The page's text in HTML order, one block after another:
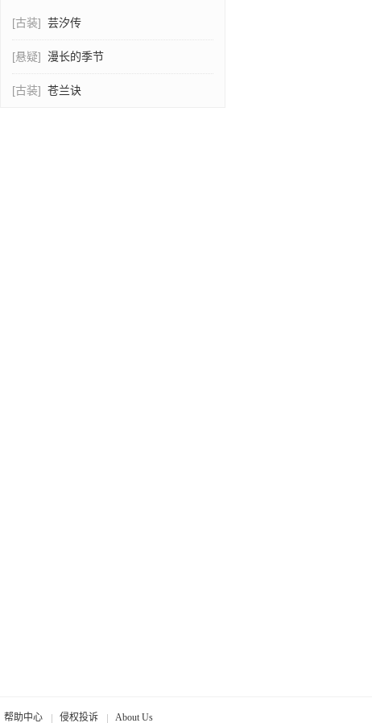
[古装] 芸汐传
[悬疑] 漫长的季节
[古装] 苍兰诀
帮助中心 侵权投诉 About Us